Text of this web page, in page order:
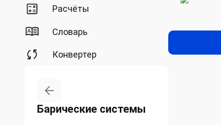
Расчёты
Словарь
Конвертер
Барические системы